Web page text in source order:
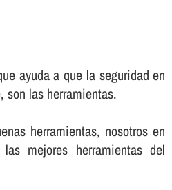
ayuda a que la seguridad en
son las herramientas.
herramientas, nosotros en
mejores herramientas del